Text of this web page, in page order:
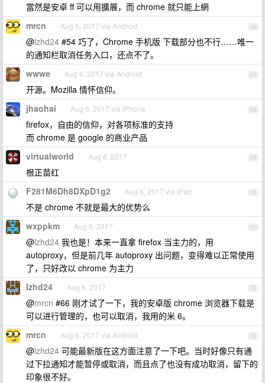
當然是安卓 ff 可以用擴展，而 chrome 就只能上網
66
mrcn Aug 5, 2017 via Android
@lzhd24 #54 巧了，Chrome 手机版 下载部分也不行……唯一
的通知栏取消任务入口，还点不了。
67
wwwe Aug 6, 2017 via Android
开源。Mozilla 情怀信仰。
68
jhaohai Aug 6, 2017 via iPhone
firefox，自由的信仰，对各项标准的支持
而 chrome 是 google 的商业产品
69
virtualworld Aug 6, 2017
根正苗红
70
F281M6Dh8DXpD1g2 Aug 6, 2017 via iPad
不是 chrome 不就是最大的优势么
71
wxppkm Aug 6, 2017
@lzhd24 我也是！本来一直拿 firefox 当主力的，用
autoproxy，但是前几年 autoproxy 出问题，变得难以正常使用
了，只好改以 chrome 为主力
72
lzhd24 Aug 6, 2017
@mrcn #66 刚才试了一下，我的安卓版 chrome 浏览器下载是
可以进行管理的，也可以取消，我用的米 6。
73
mrcn Aug 6, 2017 via Android
@lzhd24 可能最新版在这方面注意了一下吧。当时好像只有通
过下拉通知才能暂停或取消，而且点了也没有成功取消，留下的
印象很不好。